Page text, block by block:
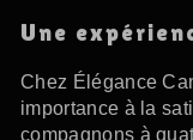
Une
Chez Élégance
importance à la
compagnons à